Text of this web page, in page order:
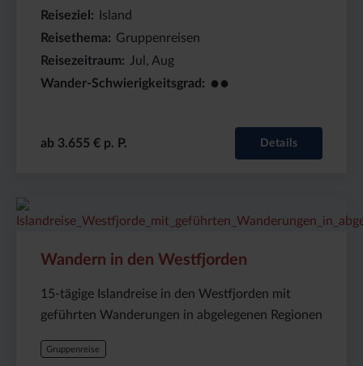
Reiseziel
Island
Reisethema
Gruppenreisen
Reisezeitraum
Jul, Aug
Wander-Schwierigkeitsgrad
●●
ab 3.655 € p. P. Details
Wandern in den Westfjorden
15-tägige Islandreise in den Westfjorden mit
geführten Wanderungen in abgelegenen Regionen
Gruppenreise
Preis
(ab):
Dauer:
15
Reiseziel
Island